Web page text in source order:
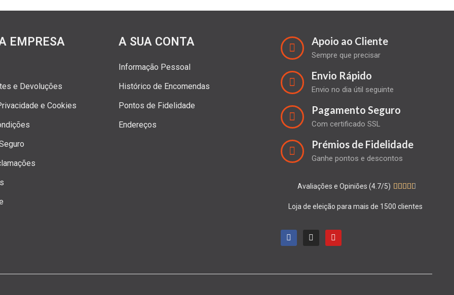
EMPRESA
e Devoluções
e Cookies
A SUA CONTA
Informação Pessoal
Histórico de Encomendas
Pontos de Fidelidade
Endereços
Apoio ao Cliente
Sempre que precisar
Envio Rápido
Envio no dia útil seguinte
Pagamento Seguro
Com certificado SSL
Prémios de Fidelidade
Ganhe pontos e descontos
Avaliações e Opiniões (4.7/5)     
Loja de eleição para mais de 1500 clientes